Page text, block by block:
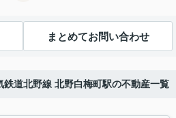
まとめてお問い合わせ
鉄道北野線 北野白梅町駅の不動産一覧